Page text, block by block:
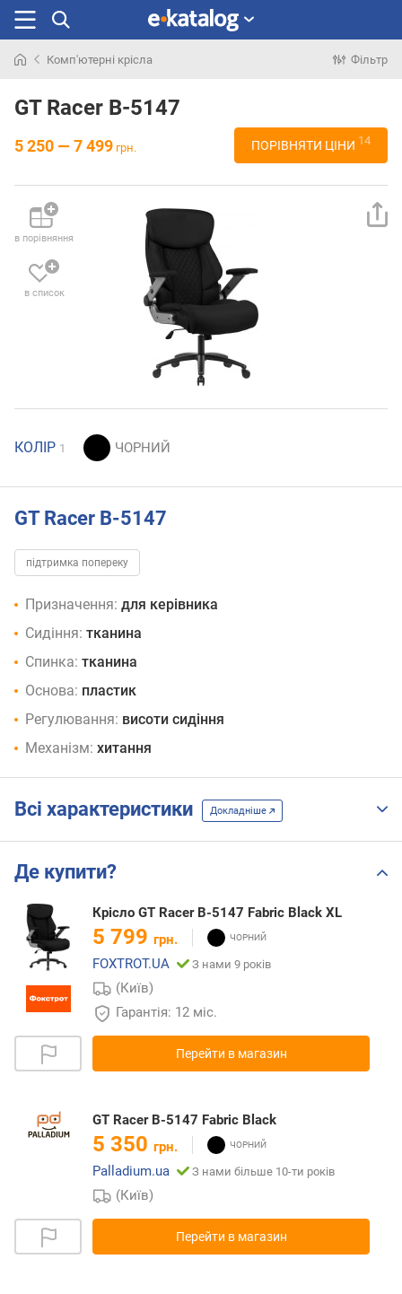
раніше
Комп'ютерні крісла Фільтр
GT Racer B-5147
5 250 — 7 499 грн. ПОРІВНЯТИ ЦІНИ 14
в порівняння
в список
КОЛІР 1
GT Racer B-5147
підтримка попереку
Призначення: для керівника
Сидіння: тканина
Спинка: тканина
Основа: пластик
Регулювання: висоти сидіння
Механізм: хитання
Всі характеристики Докладніше
Де купити?
Крісло GT Racer B-5147 Fabric Black XL
5 799 грн.
FOXTROT.UA
З нами 9 років
(Київ)
Гарантія: 12 міс.
Перейти в магазин
GT Racer B-5147 Fabric Black
5 350 грн.
Palladium.ua
З нами більше 10-ти років
(Київ)
Перейти в магазин